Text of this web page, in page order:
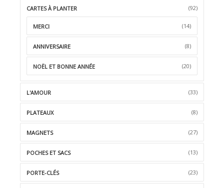
CARTES À PLANTER (92)
MERCI (14)
ANNIVERSAIRE (8)
NOËL ET BONNE ANNÉE (20)
L'AMOUR (33)
PLATEAUX (8)
MAGNETS (27)
POCHES ET SACS (13)
PORTE-CLÉS (23)